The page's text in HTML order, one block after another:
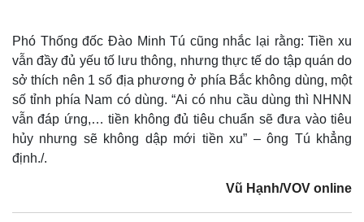
Phó Thống đốc Đào Minh Tú cũng nhắc lại rằng: Tiền xu
vẫn đầy đủ yếu tố lưu thông, nhưng thực tế do tập quán do
sở thích nên 1 số địa phương ở phía Bắc không dùng, một
số tỉnh phía Nam có dùng. “Ai có nhu cầu dùng thì NHNN
vẫn đáp ứng,… tiền không đủ tiêu chuẩn sẽ đưa vào tiêu
hủy nhưng sẽ không dập mới tiền xu” – ông Tú khẳng
định./.
Vũ Hạnh/VOV online